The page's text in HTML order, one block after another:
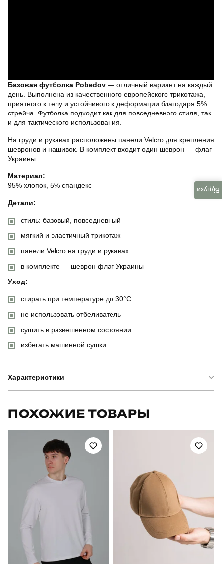
Базовая футболка Pobedov — отличный вариант на каждый
день. Выполнена из качественного европейского трикотажа,
приятного к телу и устойчивого к деформации благодаря 5%
стрейча. Футболка подходит как для повседневного стиля, так
и для тактического использования.
На груди и рукавах расположены панели Velcro для крепления
шевронов и нашивок. В комплект входит один шеврон — флаг
Украины.
Материал:
95% хлопок, 5% спандекс
Детали:
стиль: базовый, повседневный
мягкий и эластичный трикотаж
панели Velcro на груди и рукавах
в комплекте — шеврон флаг Украины
Уход:
стирать при температуре до 30°C
не использовать отбеливатель
сушить в развешенном состоянии
избегать машинной сушки
Характеристики
TSfu2000Spx
Призначення для повсякденного носіння
повсякденний
літо
95% бавовна, 5% еластан
ПОХОЖИЕ ТОВАРЫ
Відгуки